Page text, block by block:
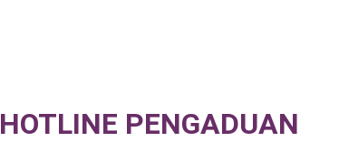
HOTLINE PENGADUAN